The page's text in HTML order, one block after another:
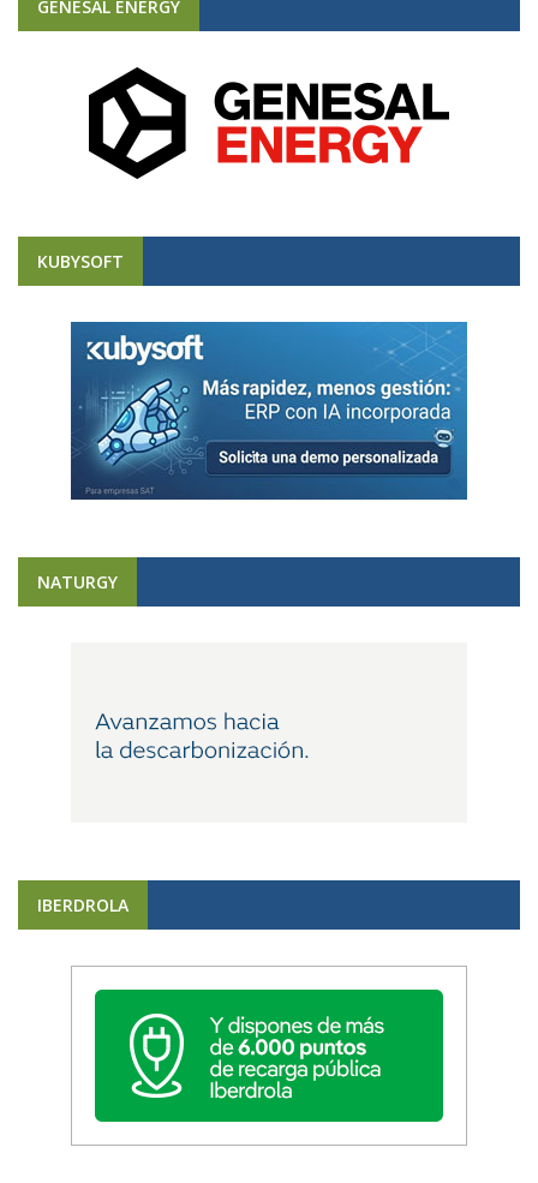
GENESAL ENERGY
KUBYSOFT
NATURGY
IBERDROLA